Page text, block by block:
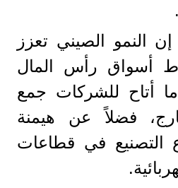
النمو الصيني تعزز
أسواق رأس المال
أتاح للشركات جمع
فضلاً عن هيمنة
التصنيع في قطاعات